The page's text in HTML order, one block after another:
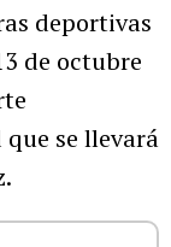
deportivas
de octubre
se llevará